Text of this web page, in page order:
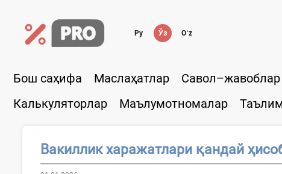
Ру Ўз Oʻz
Бош саҳифа Маслаҳатлар Савол–жавоблар
Калькуляторлар
Маълумотномалар
Вакиллик харажатлари қандай